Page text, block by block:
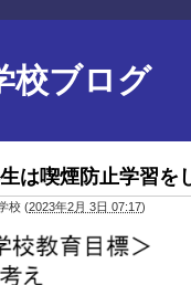
校ブログ
は喫煙防止学習を
校 (2023年2月 3日 07:17)